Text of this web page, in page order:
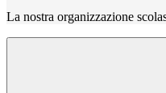
La nostra organizzazione